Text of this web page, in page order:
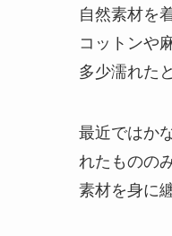
自然素材を
コットンや
多少濡れた
最近ではか
れたものの
素材を身に